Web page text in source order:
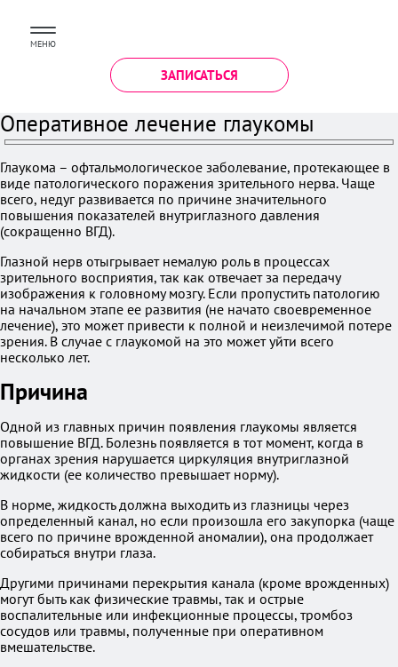
МЕНЮ
ЗАПИСАТЬСЯ
Оперативное лечение глаукомы
Глаукома – офтальмологическое заболевание, протекающее в
виде патологического поражения зрительного нерва. Чаще
всего, недуг развивается по причине значительного
повышения показателей внутриглазного давления
(сокращенно ВГД).
Глазной нерв отыгрывает немалую роль в процессах
зрительного восприятия, так как отвечает за передачу
изображения к головному мозгу. Если пропустить патологию
на начальном этапе ее развития (не начато своевременное
лечение), это может привести к полной и неизлечимой потере
зрения. В случае с глаукомой на это может уйти всего
несколько лет.
Причина
Одной из главных причин появления глаукомы является
повышение ВГД. Болезнь появляется в тот момент, когда в
органах зрения нарушается циркуляция внутриглазной
жидкости (ее количество превышает норму).
В норме, жидкость должна выходить из глазницы через
определенный канал, но если произошла его закупорка (чаще
всего по причине врожденной аномалии), она продолжает
собираться внутри глаза.
Другими причинами перекрытия канала (кроме врожденных)
могут быть как физические травмы, так и острые
воспалительные или инфекционные процессы, тромбоз
сосудов или травмы, полученные при оперативном
вмешательстве.